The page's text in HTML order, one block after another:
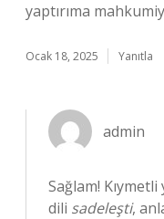
yaptırıma
Ocak 18, 2025 Yanıtla
admin
Sağlam! Kıymetli
dili sadeleşti,